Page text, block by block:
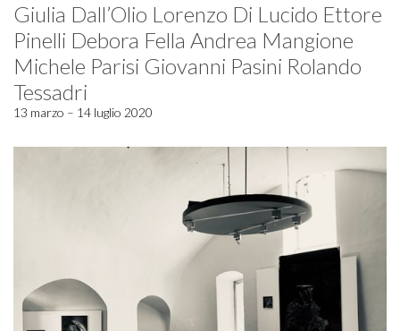
Giulia Dall’Olio Lorenzo Di Lucido Ettore
Pinelli Debora Fella Andrea Mangione
Michele Parisi Giovanni Pasini Rolando
Tessadri
13 marzo – 14 luglio 2020